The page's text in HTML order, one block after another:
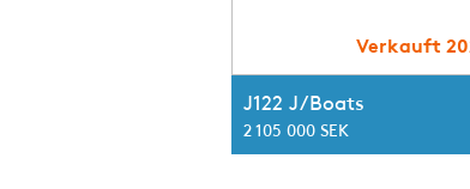
Verkauft
J122 J/Boats
2 105 000 SEK